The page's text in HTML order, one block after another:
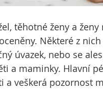
těhotné ženy a
Některé z
úvazek, nebo se
a maminky. Hlavní
a veškerá pozornost